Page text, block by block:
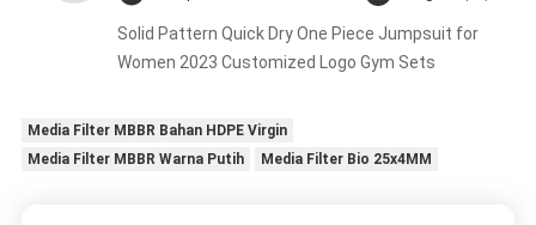
Solid Pattern Quick Dry One Piece Jumpsuit for
Women 2023 Customized Logo Gym Sets
Media Filter MBBR Bahan HDPE Virgin
Media Filter MBBR Warna Putih
Media Filter Bio 25x4MM